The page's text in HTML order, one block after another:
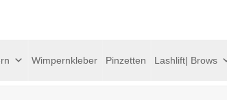
Wimpernkleber Pinzetten Lashlift| Brows